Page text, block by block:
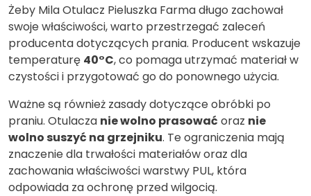
Żeby Mila Otulacz Pieluszka Farma długo zachował
swoje właściwości, warto przestrzegać zaleceń
producenta dotyczących prania. Producent wskazuje
temperaturę 40°C, co pomaga utrzymać materiał w
czystości i przygotować go do ponownego użycia.
Ważne są również zasady dotyczące obróbki po
praniu. Otulacza nie wolno prasować oraz nie
wolno suszyć na grzejniku. Te ograniczenia mają
znaczenie dla trwałości materiałów oraz dla
zachowania właściwości warstwy PUL, która
odpowiada za ochronę przed wilgocią.